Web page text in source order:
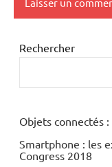
Rechercher
Objets connectés
Smartphone : les
Congress 2018